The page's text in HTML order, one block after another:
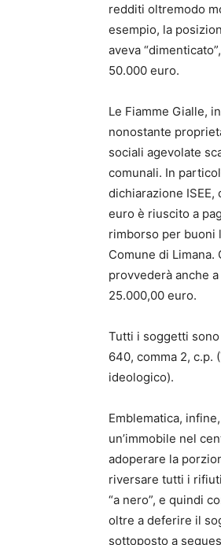
redditi oltremodo
esempio, la
aveva
50.000 euro.
Le Fiamme Gialle,
nonostante
sociali agevolate
comunali. In
dichiarazione
euro è riuscito a
rimborso per buoni
Comune di
provvederà anche
25.000,00 euro.
Tutti i soggetti
640, comma 2, c.p.
ideologico).
Emblematica,
un’immobile nel
adoperare la
riversare tutti i
“a nero”, e quindi
oltre a deferire il
sottoposto a